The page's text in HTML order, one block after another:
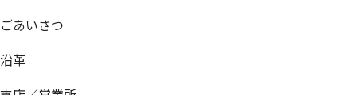
ごあいさつ
沿革